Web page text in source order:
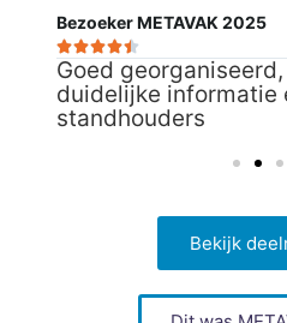
Bezoeker METAVAK 2025

Goed
duidelijke informatie
standhouders
Bekijk